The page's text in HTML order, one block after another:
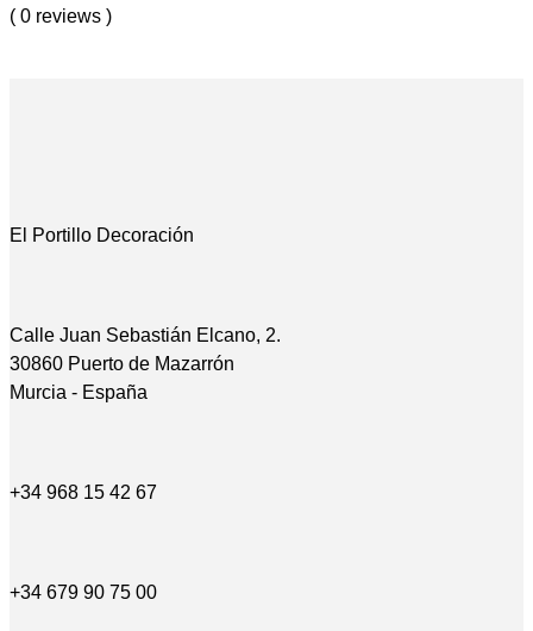
( 0 reviews )
El Portillo Decoración
Calle Juan Sebastián Elcano, 2.
30860 Puerto de Mazarrón
Murcia - España
+34 968 15 42 67
+34 679 90 75 00